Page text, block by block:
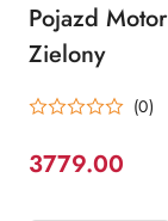
Pojazd
Zielony
(0)
Cena:
3779.00